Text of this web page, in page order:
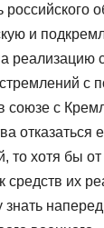
российского
и
реализацию
с
союзе с
отказаться
то хотя бы
средств их